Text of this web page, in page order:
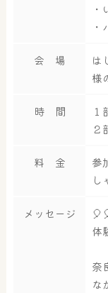
会 場
は
様
時 間
料 金
参
し
メッセージ
体
奈
な